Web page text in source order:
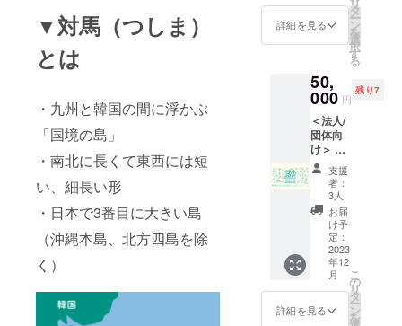
▼対馬（つしま）
とは
・九州と韓国の間に浮かぶ
「国境の島」
・南北に長くて東西には短
い、細長い形
・日本で3番目に大きい島
（沖縄本島、北方四島を除
く）
ます。
- 活動
りま
す。 -
交通費
など、
経費が
必要に
なる場
合は負
担して
いただ
く場合
があり
ます。
- 公序
良俗に
など、
たい
か、備
ださ
い。 -
具体的
な時期
や内容
は、
メール
を通じ
て新庄
と打ち
合わせ
の上、
決めさ
せてい
ただき
ます。
- 活動
産ジビ
エ食べ
比べ
セット
凍）
（※2）
・対馬
スパイ
ス
SEASO
NING
FOR
DEER
（※2）
・対馬
スパイ
SEASO
NING
FOR
BOAR
詳細を見る
タ
ー
ン
を
選
択
す
る
50,
000 円
残り7
＜法人/
団体向
け＞ ・
実行委
員から
お礼
メッ
セージ
・公式
サイト
に法人/
団体名
の掲載
（※1）
・会場
支援
者：
3人
お届
け予
定：
2023
年12
月
詳細を見る
こ
の
リ
タ
ー
ン
を